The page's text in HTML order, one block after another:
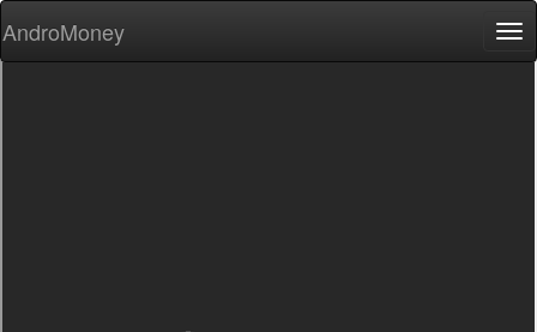
AndroMoney